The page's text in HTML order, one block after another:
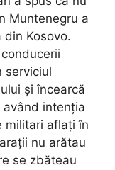
Muntenegru a
Kosovo.
serviciul
și încearcă
având intenția
militari aflați în
nu arătau
se zbăteau